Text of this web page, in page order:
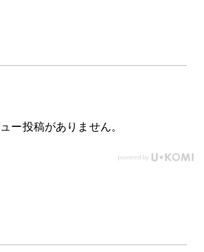
ー投稿がありません。